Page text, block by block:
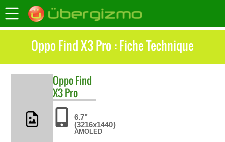
Oppo Find X3 Pro : Fiche Technique
OppoFind
X3 Pro
6.7"
(3216x1440)
AMOLED